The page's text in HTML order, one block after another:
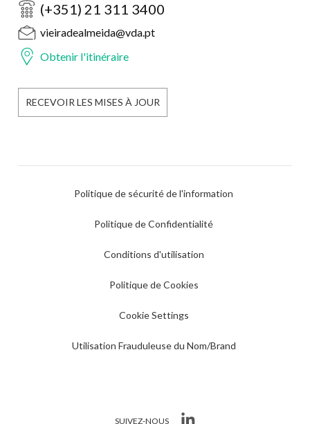
(+351) 21 311 3400
vieiradealmeida@vda.pt
Obtenir l'itinéraire
RECEVOIR LES MISES À JOUR
Politique de sécurité de l'information
Politique de Confidentialité
Conditions d'utilisation
Politique de Cookies
Cookie Settings
Utilisation Frauduleuse du Nom/Brand
SUIVEZ-NOUS